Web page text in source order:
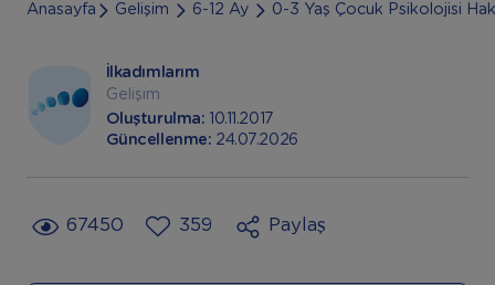
Anasayfa Gelişim 6-12 Ay 0-3 Yaş Çocuk Psikolojisi
İlkadımlarım
Gelişim
Oluşturulma:
10.11.2017
Güncellenme: 24.07.2026
67450 359 Paylaş